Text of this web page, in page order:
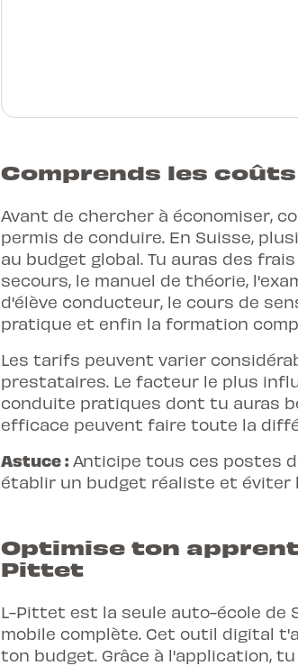
Comprends les
Avant de chercher à économiser,
permis de conduire. En Suisse,
au budget global. Tu auras des
secours, le manuel de théorie,
d'élève conducteur, le cours de
pratique et enfin la formation
Les tarifs peuvent varier
prestataires. Le facteur le plus
conduite pratiques dont tu auras
efficace peuvent faire toute la
Astuce : Anticipe tous ces postes
établir un budget réaliste et éviter
Optimise ton
Pittet
L-Pittet est la seule auto-école de
mobile complète. Cet outil digital
ton budget. Grâce à l'application,